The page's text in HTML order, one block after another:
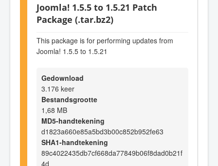
Joomla! 1.5.5 to 1.5.21 Patch
Package (.tar.bz2)
This package is for performing updates from
Joomla! 1.5.5 to 1.5.21
Gedownload
3.176 keer
Bestandsgrootte
1,68 MB
MD5-handtekening
d1823a660e85a5bd3b00c852b952fe63
SHA1-handtekening
89c4022435db7cf668da77849b06f8dad0b21f
4d